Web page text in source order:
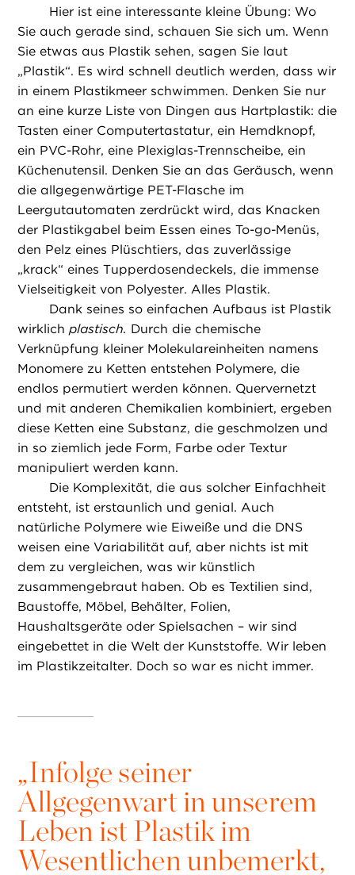
Hier ist eine interessante kleine Übung: Wo
Sie auch gerade sind, schauen Sie sich um. Wenn
Sie etwas aus Plastik sehen, sagen Sie laut
„Plastik“. Es wird schnell deutlich werden, dass wir
in einem Plastikmeer schwimmen. Denken Sie nur
an eine kurze Liste von Dingen aus Hartplastik: die
Tasten einer Computertastatur, ein Hemdknopf,
ein PVC-Rohr, eine Plexiglas-Trennscheibe, ein
Küchenutensil. Denken Sie an das Geräusch, wenn
die allgegenwärtige PET-Flasche im
Leergutautomaten zerdrückt wird, das Knacken
der Plastikgabel beim Essen eines To-go-Menüs,
den Pelz eines Plüschtiers, das zuverlässige
„krack“ eines Tupperdosendeckels, die immense
Vielseitigkeit von Polyester. Alles Plastik.
Dank seines so einfachen Aufbaus ist Plastik
wirklichplastisch. Durch die chemische
Verknüpfung kleiner Molekulareinheiten namens
Monomere zu Ketten entstehen Polymere, die
endlos permutiert werden können. Quervernetzt
und mit anderen Chemikalien kombiniert, ergeben
diese Ketten eine Substanz, die geschmolzen und
in so ziemlich jede Form, Farbe oder Textur
manipuliert werden kann.
Die Komplexität, die aus solcher Einfachheit
entsteht, ist erstaunlich und genial. Auch
natürliche Polymere wie Eiweiße und die DNS
weisen eine Variabilität auf, aber nichts ist mit
dem zu vergleichen, was wir künstlich
zusammengebraut haben. Ob es Textilien sind,
Baustoffe, Möbel, Behälter, Folien,
Haushaltsgeräte oder Spielsachen – wir sind
eingebettet in die Welt der Kunststoffe. Wir leben
im Plastikzeitalter. Doch so war es nicht immer.
„Infolge seiner
Allgegenwart in unserem
Leben ist Plastik im
Wesentlichen unbemerkt,